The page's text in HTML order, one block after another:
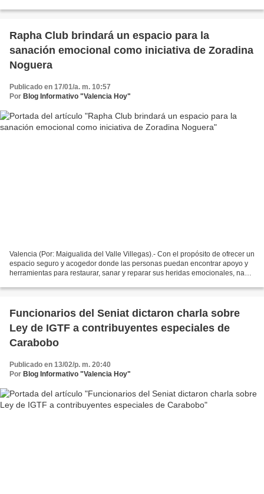
Rapha Club brindará un espacio para la
sanación emocional como iniciativa de Zoradina
Noguera
Publicado en 17/01/a. m. 10:57
Por Blog Informativo "Valencia Hoy"
Valencia (Por: Maigualida del Valle Villegas).- Con el propósito de ofrecer un
espacio seguro y acogedor donde las personas puedan encontrar apoyo y
herramientas para restaurar, sanar y reparar sus heridas emocionales, nace
Funcionarios del Seniat dictaron charla sobre
Ley de IGTF a contribuyentes especiales de
Carabobo
Publicado en 13/02/p. m. 20:40
Por Blog Informativo "Valencia Hoy"